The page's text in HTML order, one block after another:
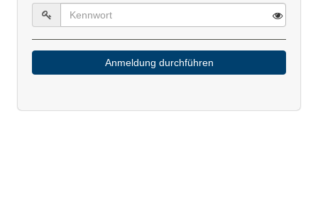
Anmeldung durchführen